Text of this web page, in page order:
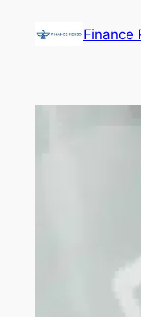
Finance